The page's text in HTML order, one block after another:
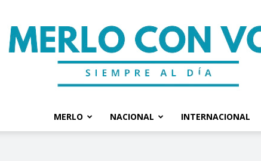
MERLO NACIONAL INTERNACIONAL